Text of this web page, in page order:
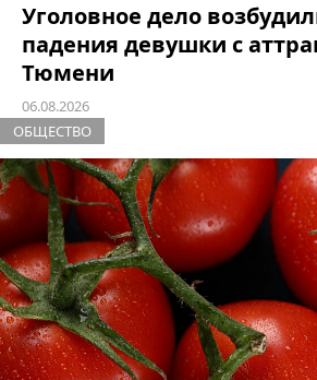
Уголовное дело
падения девушки с
Тюмени
06.08.2026
ОБЩЕСТВО